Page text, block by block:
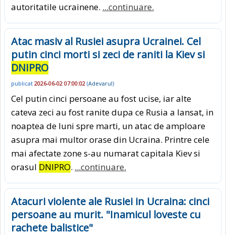
autoritatile ucrainene. ...continuare.
Atac masiv al Rusiei asupra Ucrainei. Cel
putin cinci morti si zeci de raniti la Kiev si
DNIPRO
publicat 2026-06-02 07:00:02 (Adevarul)
Cel putin cinci persoane au fost ucise, iar alte
cateva zeci au fost ranite dupa ce Rusia a lansat, in
noaptea de luni spre marti, un atac de amploare
asupra mai multor orase din Ucraina. Printre cele
mai afectate zone s-au numarat capitala Kiev si
orasul DNIPRO. ...continuare.
Atacuri violente ale Rusiei in Ucraina: cinci
persoane au murit. "Inamicul loveste cu
rachete balistice"